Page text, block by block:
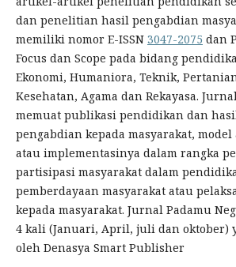
dan penelitian hasil pengabdian
memiliki nomor E-ISSN 3047-2075 dan
Focus dan Scope pada bidang
Ekonomi, Humaniora, Teknik,
Kesehatan, Agama dan Rekayasa.
memuat publikasi pendidikan dan
pengabdian kepada masyarakat,
atau implementasinya dalam rangka
partisipasi masyarakat dalam
pemberdayaan masyarakat atau
kepada masyarakat. Jurnal Padamu
4 kali (Januari, April, juli dan oktober)
oleh Denasya Smart Publisher